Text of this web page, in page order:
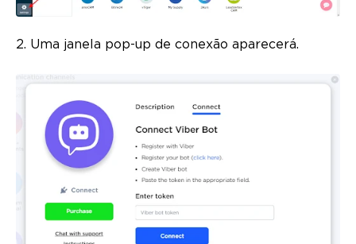
2. Uma janela pop-up de conexão aparecerá.